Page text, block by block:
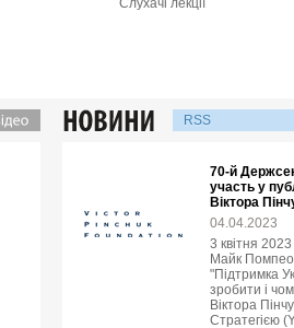
Слухачі лекції
RSS
70-й
участь у
Віктора
04.04.2023
3 квітня
Майк Помпео
"Підтримка
зробити і
Віктора
Стратегією